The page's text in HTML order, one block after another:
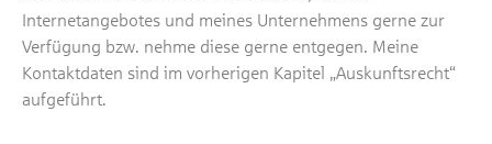
Internetangebotes und meines Unternehmens gerne zur
Verfügung bzw. nehme diese gerne entgegen. Meine
Kontaktdaten sind im vorherigen Kapitel „Auskunftsrecht“
aufgeführt.